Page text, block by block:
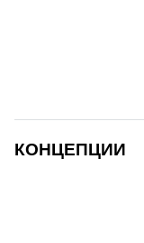
КОНЦЕПЦИИ